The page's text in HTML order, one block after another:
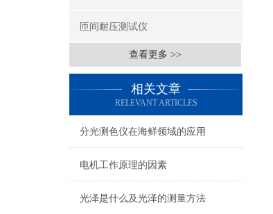
匝间耐压测试仪
查看更多 >>
相关文章
RELEVANT ARTICLES
分光测色仪在海鲜领域的应用
电机工作原理的因素
光泽是什么及光泽的测量方法